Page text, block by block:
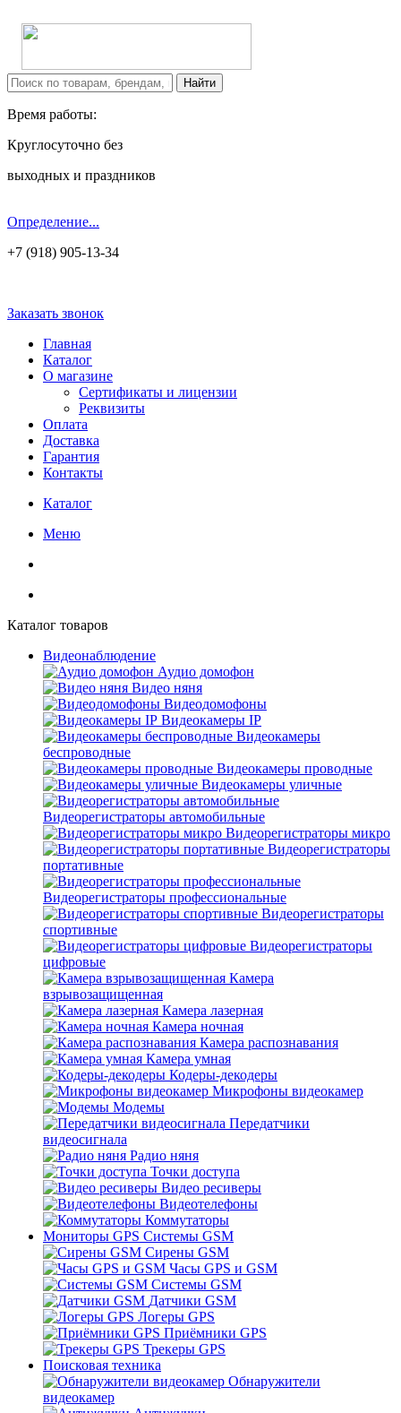
Время работы:
Круглосуточно без
выходных и праздников
Определение...
+7 (918) 905-13-34
Заказать звонок
Главная
Каталог
О магазине
Сертификаты и лицензии
Реквизиты
Оплата
Доставка
Гарантия
Контакты
Каталог
Меню
Каталог товаров
Видеонаблюдение
Аудио домофон
Видео няня
Видеодомофоны
Видеокамеры IP
Видеокамеры
беспроводные
Видеокамеры проводные
Видеокамеры уличные
Видеорегистраторы автомобильные
Видеорегистраторы микро
Видеорегистраторы
портативные
Видеорегистраторы профессиональные
Видеорегистраторы
спортивные
Видеорегистраторы
цифровые
Камера
взрывозащищенная
Камера лазерная
Камера ночная
Камера распознавания
Камера умная
Кодеры-декодеры
Микрофоны видеокамер
Модемы
Передатчики
видеосигнала
Радио няня
Точки доступа
Видео ресиверы
Видеотелефоны
Коммутаторы
Мониторы GPS Системы GSM
Сирены GSM
Часы GPS и GSM
Системы GSM
Датчики GSM
Логеры GPS
Приёмники GPS
Трекеры GPS
Поисковая техника
Обнаружители
видеокамер